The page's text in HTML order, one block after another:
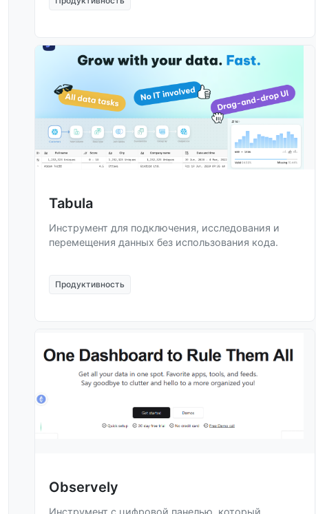
Tabula
Инструмент для подключения, исследования и
перемещения данных без использования кода.
Продуктивность
Observely
Инструмент с цифровой панелью, который